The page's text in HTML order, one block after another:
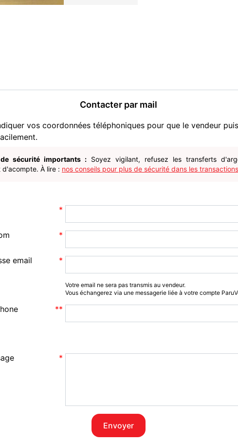
Contacter par mail
vos coordonnées téléphoniques pour que le vendeur
sécurité importants : Soyez vigilant, refusez les transferts
d'acompte. À lire : nos conseils pour plus de sécurité dans les
email
Votre email ne sera pas transmis au vendeur.
Vous échangerez via une messagerie liée à votre compte
Envoyer